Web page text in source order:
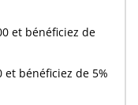
et bénéficiez de
et bénéficiez de 5%